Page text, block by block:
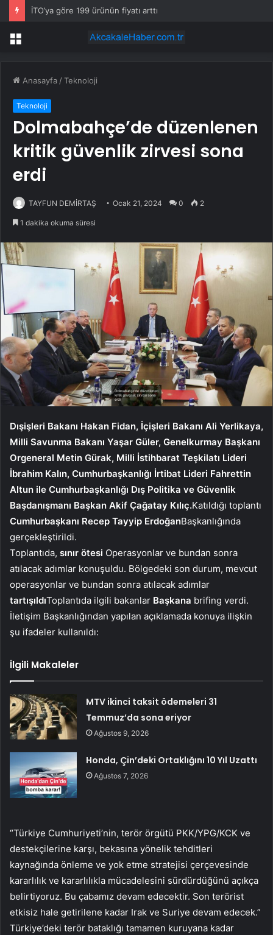
İTO’ya göre 199 ürünün fiyatı arttı
Menü
Anasayfa /Teknoloji
Teknoloji
Dolmabahçe’de düzenlenen
kritik güvenlik zirvesi sona
erdi
TAYFUN DEMİRTAŞ Ocak 21, 2024 0 2
1 dakika okuma süresi
Dışişleri Bakanı Hakan Fidan, İçişleri Bakanı Ali Yerlikaya,
Milli Savunma Bakanı Yaşar Güler, Genelkurmay Başkanı
Orgeneral Metin Gürak, Milli İstihbarat Teşkilatı Lideri
İbrahim Kalın, Cumhurbaşkanlığı İrtibat Lideri Fahrettin
Altun ile Cumhurbaşkanlığı Dış Politika ve Güvenlik
Başdanışmanı Başkan Akif Çağatay Kılıç.Katıldığı toplantı
Cumhurbaşkanı Recep Tayyip ErdoğanBaşkanlığında
gerçekleştirildi.
Toplantıda, sınır ötesi Operasyonlar ve bundan sonra
atılacak adımlar konuşuldu. Bölgedeki son durum, mevcut
operasyonlar ve bundan sonra atılacak adımlar
tartışıldıToplantıda ilgili bakanlar Başkana brifing verdi.
İletişim Başkanlığından yapılan açıklamada konuya ilişkin
şu ifadeler kullanıldı:
İlgili Makaleler
MTV ikinci taksit ödemeleri 31
Temmuz’da sona eriyor
Ağustos 9, 2026
Honda, Çin’deki Ortaklığını 10 Yıl Uzattı
Ağustos 7, 2026
“Türkiye Cumhuriyeti’nin, terör örgütü PKK/YPG/KCK ve
destekçilerine karşı, bekasına yönelik tehditleri
kaynağında önleme ve yok etme stratejisi çerçevesinde
kararlılık ve kararlılıkla mücadelesini sürdürdüğünü açıkça
belirtiyoruz. Bu çabamız devam edecektir. Son terörist
etkisiz hale getirilene kadar Irak ve Suriye devam edecek.”
Türkiye’deki terör bataklığı tamamen kuruyana kadar